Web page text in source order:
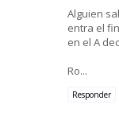
Alguien
entra el
en el A
Ro...
Responder